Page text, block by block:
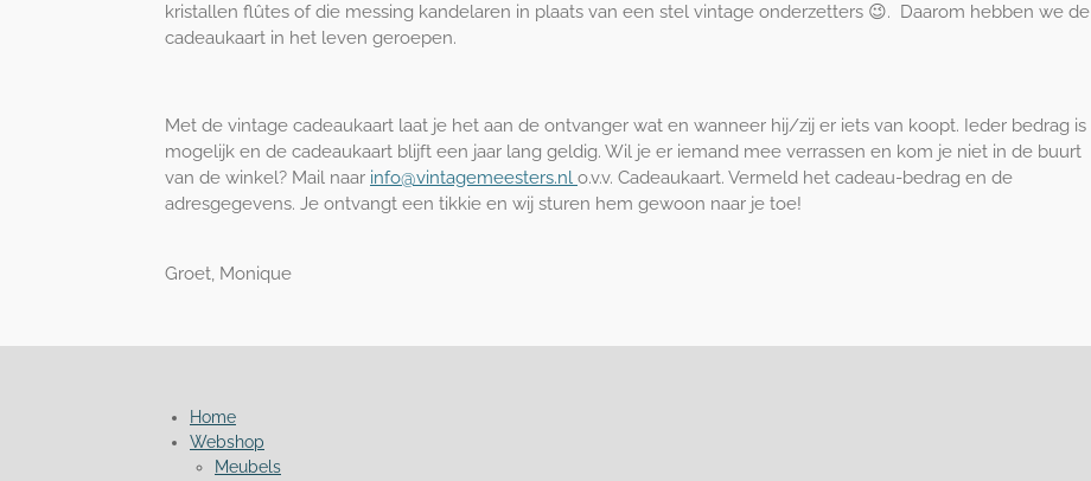
kristallen flûtes of die messing kandelaren in plaats van een stel vintage onderzetters 😉. Daarom hebben we de
cadeaukaart in het leven geroepen.
Met de vintage cadeaukaart laat je het aan de ontvanger wat en wanneer hij/zij er iets van koopt. Ieder bedrag is
mogelijk en de cadeaukaart blijft een jaar lang geldig. Wil je er iemand mee verrassen en kom je niet in de buurt
van de winkel? Mail naar info@vintagemeesters.nl o.v.v. Cadeaukaart. Vermeld het cadeau-bedrag en de
adresgegevens. Je ontvangt een tikkie en wij sturen hem gewoon naar je toe!
Groet, Monique
Home
Webshop
Meubels